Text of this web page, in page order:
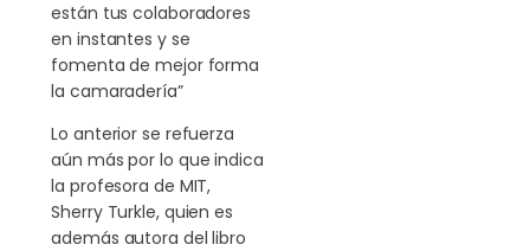
están tus colaboradores
en instantes y se
fomenta de mejor forma
la camaradería”
Lo anterior se refuerza
aún más por lo que indica
la profesora de MIT,
Sherry Turkle, quien es
además autora del libro